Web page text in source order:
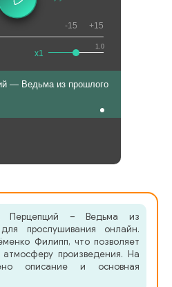
1.0
x1
-15 +15
— Ведьма из прошлого
Перцепций – Ведьма из
прослушивания онлайн.
Филипп, что позволяет
атмосферу произведения. На
описание и основная